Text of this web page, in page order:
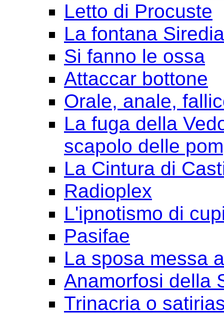
Letto di Procuste
La fontana Siredia
Si fanno le ossa
Attaccar bottone
Orale, anale,
La fuga della
scapolo delle
La Cintura di
Radioplex
L'ipnotismo di
Pasifae
La sposa messa
Anamorfosi della
Trinacria o